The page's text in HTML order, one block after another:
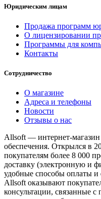
Юридическим лицам
Продажа программ
О лицензировании
Программы для
Контакты
Сотрудничество
О магазине
Адреса и телефоны
Новости
Отзывы о нас
Allsoft — интернет-
обеспечения. Открылся в
покупателям более 8 000
доставку (электронную и
удобные способы оплаты
Allsoft оказывают
консультации, связанные